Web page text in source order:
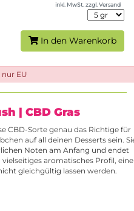
inkl. MwSt. zzgl. Versand
In den Warenkorb
EU
| CBD Gras
CBD-Sorte genau das Richtige für
auf all deinen Desserts sein.
Noten am Anfang und endet
aromatisches Profil, eine
gleichgültig lassen werden.